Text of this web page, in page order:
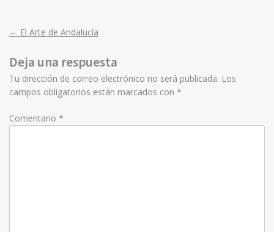
Post
navigation
← El Arte de Andalucía
Deja una respuesta
Tu dirección de correo electrónico no será publicada. Los
campos obligatorios están marcados con *
Comentario *